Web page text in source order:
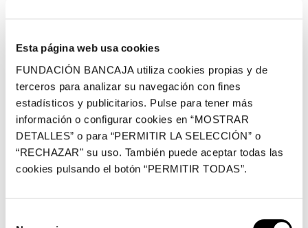
Esta página web usa cookies
FUNDACIÓN BANCAJA utiliza cookies propias y de
terceros para analizar su navegación con fines
estadísticos y publicitarios. Pulse para tener más
información o configurar cookies en “MOSTRAR
DETALLES” o para “PERMITIR LA SELECCIÓN” o
“RECHAZAR" su uso. También puede aceptar todas las
cookies pulsando el botón “PERMITIR TODAS”.
El nombramiento se ha producido tras el fallecimiento el pasado
mes de agosto de Antonio Vidal Teruel, quien ejerció la gerencia
de la Fundación Bancaja desde febrero de 2015. Rafael Alcón ha
recordado en la sesión a Antonio Vidal y “su papel fundamental
en el impulso de la actividad social y cultural de la Fundación
Bancaja, gestionando con la máxima entrega una
transformación que ha permitido consolidar su labor de
referencia en ambos ámbitos estratégicos de actuación, y
potenciando la actividad del Monte de Piedad como vía principal
Irene Guasque supone en esta línea de gestión. “Su profundo